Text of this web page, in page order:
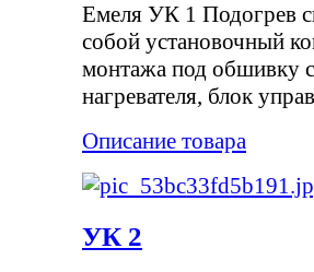
Емеля УК 1 Подогрев
собой установочный
монтажа под обшивку
нагревателя, блок
Описание товара
УК 2